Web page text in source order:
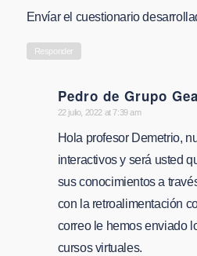
Envíar el cuestionario
Responder
Pedro de Grupo
says:
22 julio, 2022 at 7:39 am
Hola profesor Demetrio,
interactivos y será usted
sus conocimientos a
con la retroalimentación
correo le hemos enviado
cursos virtuales.